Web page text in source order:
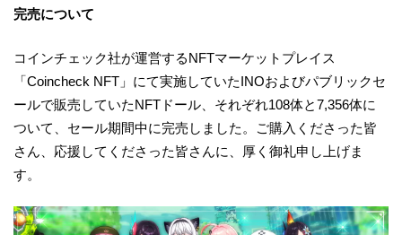
完売について
コインチェック社が運営するNFTマーケットプレイス
「Coincheck NFT」にて実施していたINOおよびパブリックセ
ールで販売していたNFTドール、それぞれ108体と7,356体に
ついて、セール期間中に完売しました。ご購入くださった皆
さん、応援してくださった皆さんに、厚く御礼申し上げま
す。